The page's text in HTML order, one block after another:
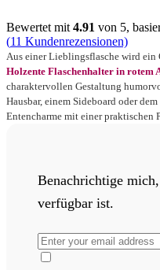
Bewertet mit 4.91 von 5,
(11 Kundenrezensionen)
Aus einer Lieblingsflasche wird ein
Holzente Flaschenhalter in rotem
charaktervollen Gestaltung
Hausbar, einem Sideboard oder
Entencharme mit einer praktischen
Benachrichtige
verfügbar ist.